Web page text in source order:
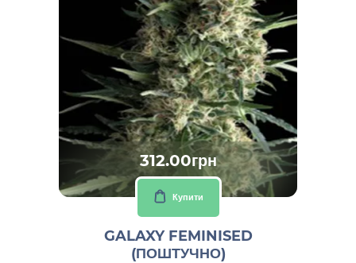
312.00грн
Купити
GALAXY FEMINISED
(ПОШТУЧНО)